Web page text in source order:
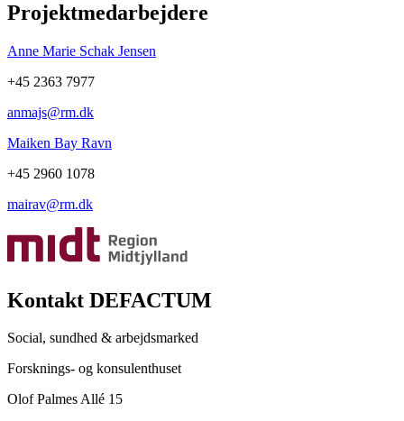
Projektmedarbejdere
Anne Marie Schak Jensen
+45 2363 7977
anmajs@rm.dk
Maiken Bay Ravn
+45 2960 1078
mairav@rm.dk
Kontakt DEFACTUM
Social, sundhed & arbejdsmarked
Forsknings- og konsulenthuset
Olof Palmes Allé 15